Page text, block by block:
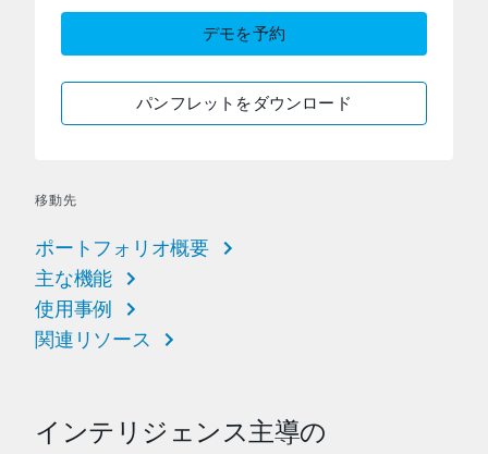
デモを予約
パンフレットをダウンロード
移動先
ポートフォリオ概要
主な機能
使用事例
関連リソース
インテリジェンス主導の